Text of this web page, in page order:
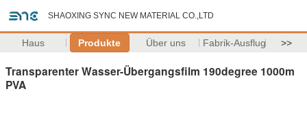
SHAOXING SYNC NEW MATERIAL CO.,LTD
Haus Produkte Über uns Fabrik-Ausflug >>
Transparenter Wasser-Übergangsfilm 190degree 1000m
PVA